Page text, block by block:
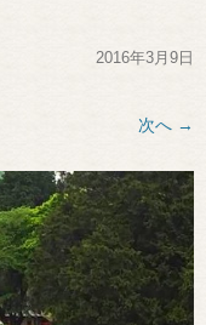
2016年3月9日
次へ →